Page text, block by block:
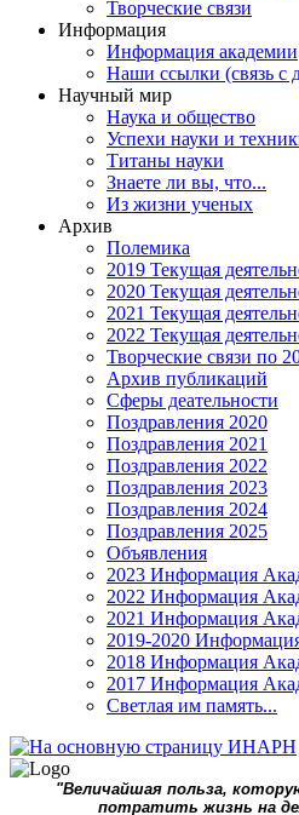
Творческие связи
Информация
Информация академии
Наши ссылки (связь с
Научный мир
Наука и общество
Успехи науки и
Титаны науки
Знаете ли вы, что...
Из жизни ученых
Архив
Полемика
2019 Текущая
2020 Текущая
2021 Текущая
2022 Текущая
Творческие связи по
Архив публикаций
Сферы деательности
Поздравления 2020
Поздравления 2021
Поздравления 2022
Поздравления 2023
Поздравления 2024
Поздравления 2025
Объявления
2023 Информация
2022 Информация
2021 Информация
2019-2020
2018 Информация
2017 Информация
Светлая им память...
"Величайшая польза,
потратить жизнь на